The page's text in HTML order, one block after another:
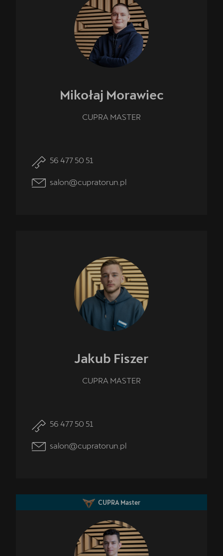
Mikołaj Morawiec
CUPRA MASTER
56 477 50 51
salon@cupratorun.pl
Jakub Fiszer
CUPRA MASTER
56 477 50 51
salon@cupratorun.pl
CUPRA Master